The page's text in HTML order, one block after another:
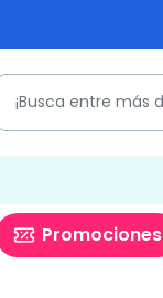
Promociones